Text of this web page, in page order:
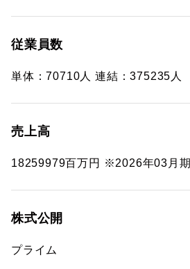
従業員数
単体：70710人 連結：375235人
売上高
18259979百万円 ※2026年03月期
株式公開
プライム